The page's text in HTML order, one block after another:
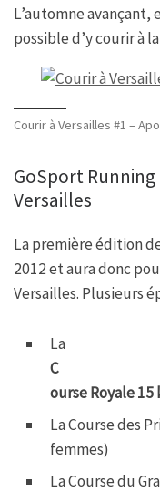
L’automne
possible d’y courir à
Courir à Versailles #1 –
GoSport
Versailles
La première édition
2012 et aura donc
Versailles. Plusieurs
La
C
ourse Royale 15
La Course des
femmes)
La Course du